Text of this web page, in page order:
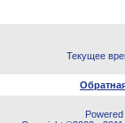
Текущее